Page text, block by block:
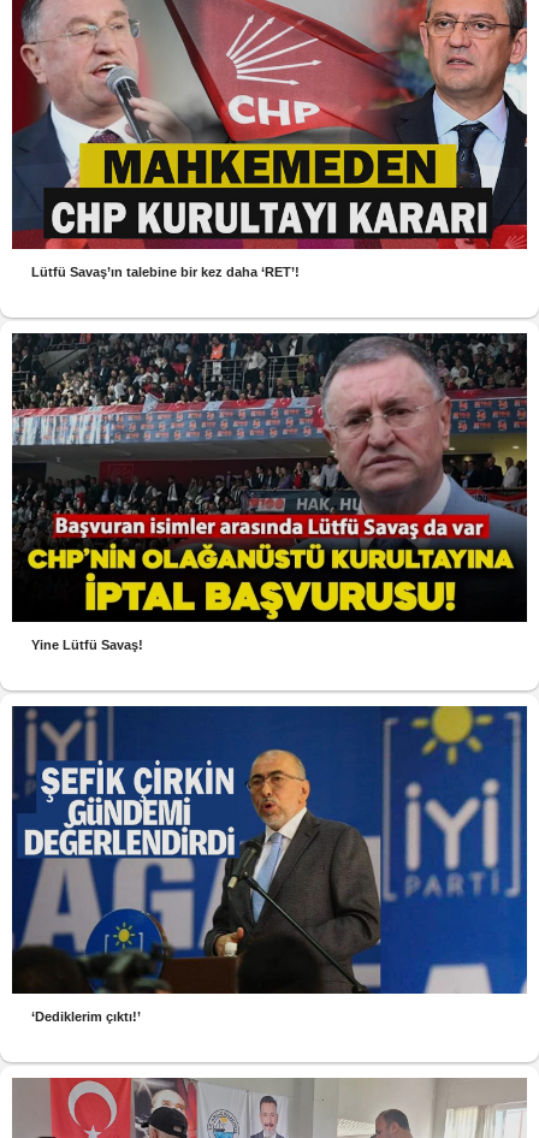
Lütfü Savaş’ın talebine bir kez daha ‘RET’!
Yine Lütfü Savaş!
‘Dediklerim çıktı!’